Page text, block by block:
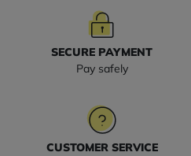
SECURE PAYMENT
Pay safely
CUSTOMER SERVICE